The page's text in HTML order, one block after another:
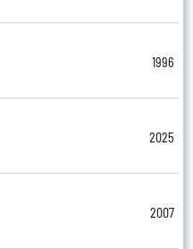
1996
2025
2007